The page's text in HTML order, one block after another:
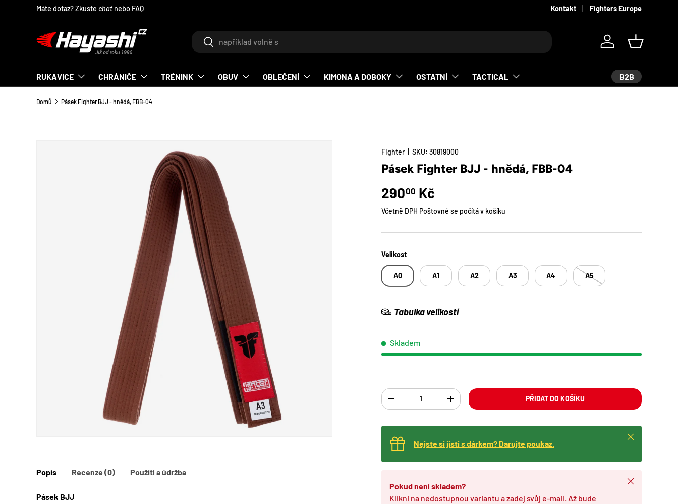
Máte dotaz? Zkuste chat nebo FAQ Kontakt Fighters Europe
HledatHledat
Log in Košík
RUKAVICE CHRÁNIČE TRÉNINK OBUV OBLEČENÍ KIMONA A DOBOKY OSTATNÍ TACTICAL B2B
Domů Pásek Fighter BJJ - hnědá, FBB-04
TRANSLATION MISSING: CS.ACCESSIBILITY.SKIP_TO_PRODUCT_INFO
Fighter SKU: 30819000
Pásek Fighter BJJ - hnědá, FBB-04
Běžná cena
29000 Kč
Včetně DPH Poštovné se počítá v košíku
Velikost
A0 A1 A2 A3 A4 A5
Tabulka velikostí
Skladem
Ks
TRANSLATION MISSING: CS.CART.ITEMS.DECREASE_QUANTITY
TRANSLATION MISSING: CS.CART.ITEMS.INCREASE_QUANTITY
PŘIDAT DO KOŠÍKU
Nejste si jisti s dárkem? Darujte poukaz.
Zavřít
Pokud není skladem?
Klikni na nedostupnou variantu a zadej svůj e-mail. Až bude
Zavřít
Popis Recenze (0) Použití a údržba
Pásek BJJ